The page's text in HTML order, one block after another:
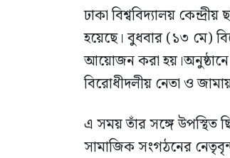
ঢাকা বিশ্ববিদ্যালয়
হয়েছে। বুধবার (১৩ মে)
আয়োজন করা হয়।অনুষ্ঠানে
বিরোধীদলীয় নেতা ও
এ সময় তাঁর সঙ্গে উপস্থিত
সামাজিক সংগঠনের